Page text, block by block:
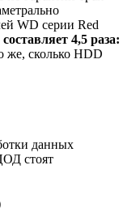
WD серии Red
4,5 раза:
же, сколько HDD
данных
стоят